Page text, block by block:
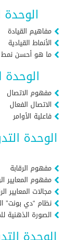
الوحدة
مفاهيم القيادة
الأنماط القيادية
ما هو أحسن نمط
الوحدة
مفهوم الاتصال
الاتصال الفعال
فاعلية الأوامر
الوحدة
مفهوم الرقابة
مفهوم المعايير
مجالات المعايير
نظام “دي بونت”
الصورة الذهنية